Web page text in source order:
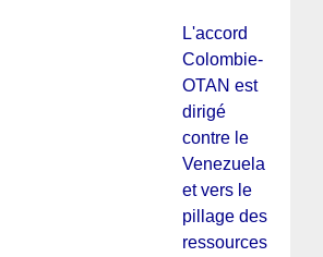
L'accord
Colombie-
OTAN est
dirigé
contre le
Venezuela
et vers le
pillage des
ressources